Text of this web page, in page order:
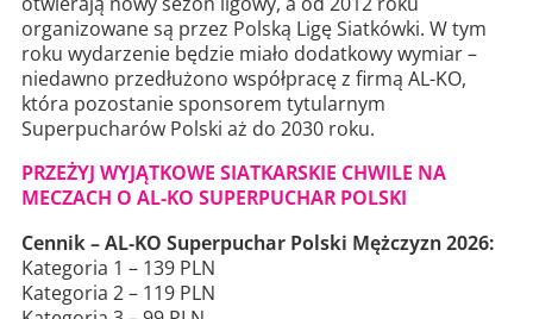
organizowane są przez Polską Ligę Siatkówki. W tym
roku wydarzenie będzie miało dodatkowy wymiar –
niedawno przedłużono współpracę z firmą AL-KO,
która pozostanie sponsorem tytularnym
Superpucharów Polski aż do 2030 roku.
PRZEŻYJ WYJĄTKOWE SIATKARSKIE CHWILE NA
MECZACH O AL-KO SUPERPUCHAR POLSKI
Cennik – AL-KO Superpuchar Polski Mężczyzn 2026:
Kategoria 1 – 139 PLN
Kategoria 2 – 119 PLN